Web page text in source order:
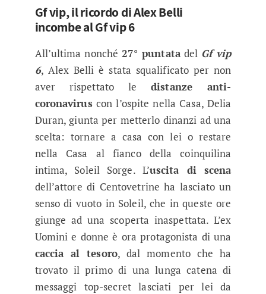
Gf vip, il ricordo di Alex Belli
incombe al Gf vip 6
All’ultima nonché 27° puntatadel Gf vip
6, Alex Belli è stata squalificato per non
aver rispettato ledistanze anti-
coronavirus con l’ospite nella Casa, Delia
Duran, giunta per metterlo dinanzi ad una
scelta: tornare a casa con lei o restare
nella Casa al fianco della coinquilina
intima, Soleil Sorge. L’uscita di scena
dell’attore di Centovetrine ha lasciato un
senso di vuoto in Soleil, che in queste ore
giunge ad una scoperta inaspettata. L’ex
Uomini e donne è ora protagonista di una
caccia al tesoro, dal momento che ha
trovato il primo di una lunga catena di
messaggi top-secret lasciati per lei da